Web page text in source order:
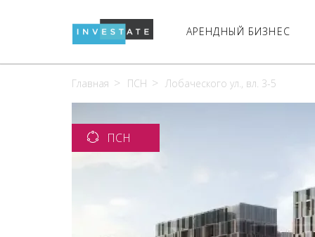
АРЕНДНЫЙ БИЗНЕС
Главная ПСН Лобаческого ул., вл. 3-5
ПСН